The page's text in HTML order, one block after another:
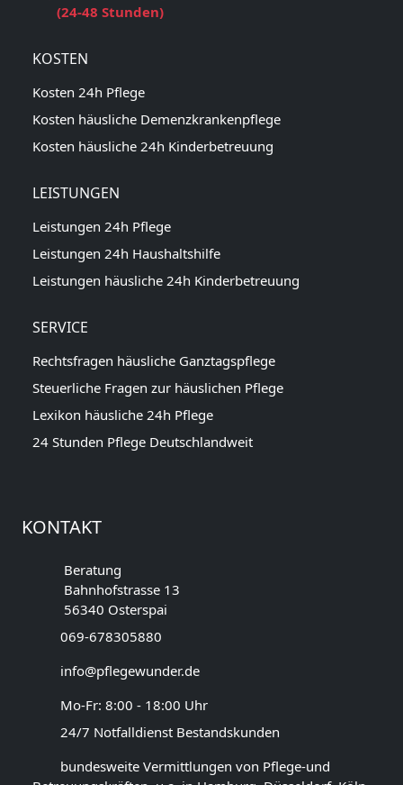
(24-48 Stunden)
KOSTEN
Kosten 24h Pflege
Kosten häusliche Demenzkrankenpflege
Kosten häusliche 24h Kinderbetreuung
LEISTUNGEN
Leistungen 24h Pflege
Leistungen 24h Haushaltshilfe
Leistungen häusliche 24h Kinderbetreuung
SERVICE
Rechtsfragen häusliche Ganztagspflege
Steuerliche Fragen zur häuslichen Pflege
Lexikon häusliche 24h Pflege
24 Stunden Pflege Deutschlandweit
KONTAKT
Beratung
Bahnhofstrasse 13
56340 Osterspai
069-678305880
info@pflegewunder.de
Mo-Fr: 8:00 - 18:00 Uhr
24/7 Notfalldienst Bestandskunden
bundesweite Vermittlungen von Pflege-und